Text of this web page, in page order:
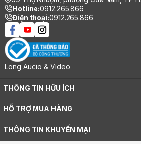
Hotline:0912.265.866
Điện thoại:0912.265.866
Long Audio & Video
THÔNG TIN HỮU ÍCH
Giới thiệu
Tuyển dụng
Ý kiến khách hàng
Chính sách bảo mật thông tin
Liên hệ
HỖ TRỢ MUA HÀNG
Hướng dẫn mua hàng trực tuyến
Các hình thức thanh toán
Tại sao chọn mua hàng online
THÔNG TIN KHUYẾN MẠI